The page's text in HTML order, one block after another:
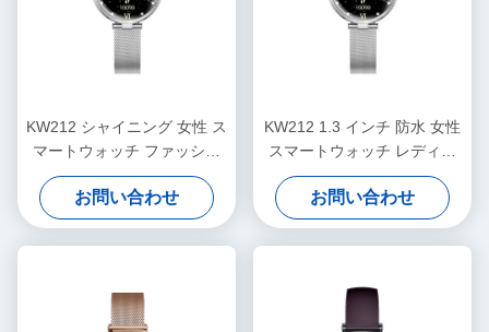
KW212 シャイニング 女性 ス
マートウォッチ ファッショ
ン スポーツ 高級 女性 スマー
トウォッチ 防水
お問い合わせ
KW212 1.3 インチ 防水 女性
スマートウォッチ レディー
ス 防水
お問い合わせ